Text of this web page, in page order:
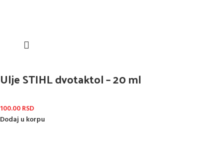
Ulje STIHL dvotaktol – 20 ml
100.00RSD
Dodaj u korpu